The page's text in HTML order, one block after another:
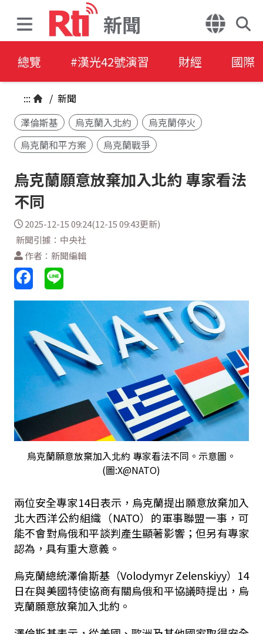
新聞
總覽 #漢光42號演習 財經 國際
::: / 新聞
澤倫斯基
烏克蘭入北約
烏克蘭停火
烏克蘭和平方案
烏克蘭戰爭
烏克蘭願意放棄加入北約 專家看法
不同
2025-12-15 09:24(12-15 09:43更新)
新聞引據：中央社
作者：新聞編輯
烏克蘭願意放棄加入北約 專家看法不同。示意圖。
(圖:X@NATO)
兩位安全專家14日表示，烏克蘭提出願意放棄加入
北大西洋公約組織（NATO）的軍事聯盟一事，可
能不會對烏俄和平談判產生顯著影響；但另有專家
認為，具有重大意義。
烏克蘭總統澤倫斯基（Volodymyr Zelenskiyy）14
日在與美國特使協商有關烏俄和平協議時提出，烏
克蘭願意放棄加入北約。